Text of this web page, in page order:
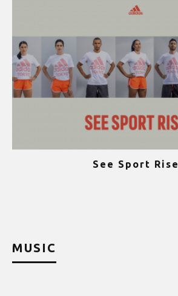
See Sport Rise
MUSIC